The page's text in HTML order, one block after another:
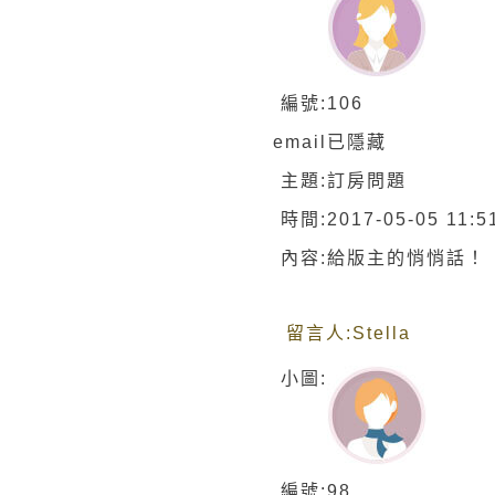
編號: 106
email 已隱藏
主題:訂房問題
時間: 2017-05-05
內容:給版主的悄悄話！
留言人: Stella
小圖:
編號:98